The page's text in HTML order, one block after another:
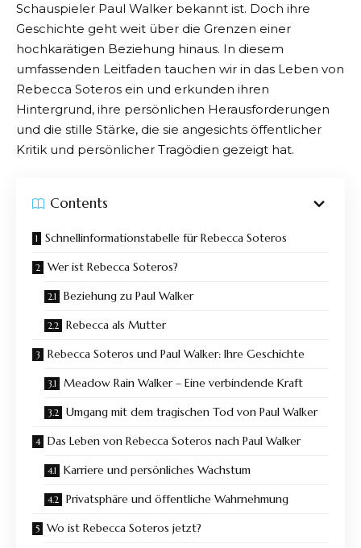
Schauspieler Paul Walker bekannt ist. Doch ihre
Geschichte geht weit über die Grenzen einer
hochkarätigen Beziehung hinaus. In diesem
umfassenden Leitfaden tauchen wir in das Leben von
Rebecca Soteros ein und erkunden ihren
Hintergrund, ihre persönlichen Herausforderungen
und die stille Stärke, die sie angesichts öffentlicher
Kritik und persönlicher Tragödien gezeigt hat.
Contents
Schnellinformationstabelle für Rebecca Soteros
Wer ist Rebecca Soteros?
Beziehung zu Paul Walker
Rebecca als Mutter
Rebecca Soteros und Paul Walker: Ihre Geschichte
Meadow Rain Walker – Eine verbindende Kraft
Umgang mit dem tragischen Tod von Paul Walker
Das Leben von Rebecca Soteros nach Paul Walker
Karriere und persönliches Wachstum
Privatsphäre und öffentliche Wahrnehmung
Wo ist Rebecca Soteros jetzt?